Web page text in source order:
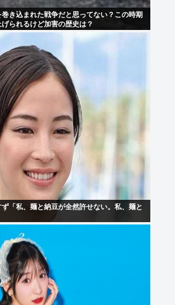
き込まれた戦争だと思ってない？この時期
られるけど加害の歴史は？
ず「私、麺と納豆が全然許せない。私、麺と